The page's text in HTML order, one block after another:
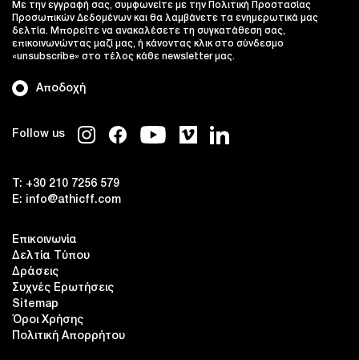
Follow us
T: +30 210 7256 579
E:
info@athicff.com
Επικοινωνία
Δελτία Τύπου
Δράσεις
Συχνές Ερωτήσεις
Sitemap
Όροι Χρήσης
Πολιτική Απορρήτου
Αποδοχή
Με την εγγραφή σας, συμφωνείτε με την Πολιτική Προστασίας
Προσωπικών Δεδομένων και θα λαμβάνετε τα ενημερωτικά μας
δελτία. Μπορείτε να ανακαλέσετε τη συγκατάθεση σας,
επικοινωνώντας μαζί μας, ή κάνοντας κλικ στο σύνδεσμο
«unsubscribe» στο τέλος κάθε newsletter μας.